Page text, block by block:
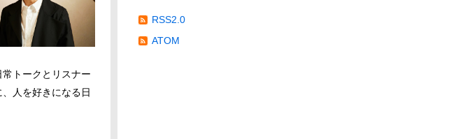
トークとリスナー
人を好きになる日
RSS2.0
ATOM